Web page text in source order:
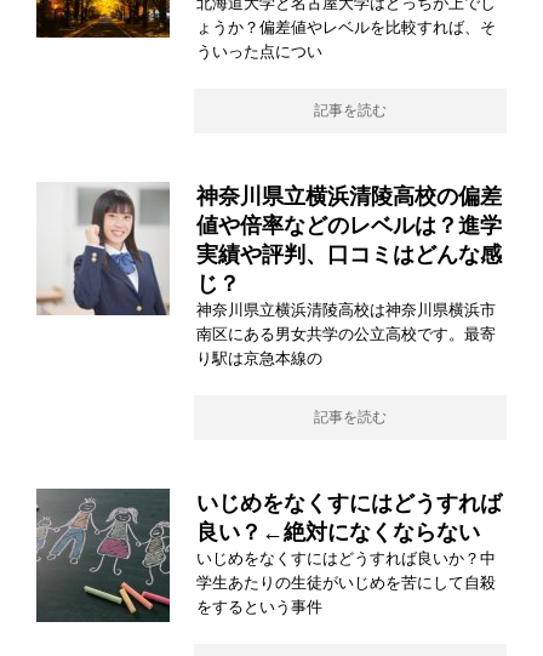
ょうか？偏差値やレベルを比較すれば、そ
ういった点につい
記事を読む
神奈川県立横浜清陵高校の偏差
値や倍率などのレベルは？進学
実績や評判、口コミはどんな感
じ？
神奈川県立横浜清陵高校は神奈川県横浜市
南区にある男女共学の公立高校です。最寄
り駅は京急本線の
記事を読む
いじめをなくすにはどうすれば
良い？←絶対になくならない
いじめをなくすにはどうすれば良いか？中
学生あたりの生徒がいじめを苦にして自殺
をするという事件